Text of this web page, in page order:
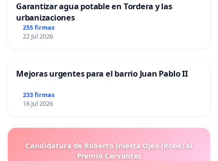
Garantizar agua potable en Tordera y las
urbanizaciones
255 firmas
22 Jul 2026
Mejoras urgentes para el barrio Juan Pablo II
233 firmas
16 Jul 2026
Candidatura de Roberto Iniesta Ojea (Robe) al
Premio Cervantes